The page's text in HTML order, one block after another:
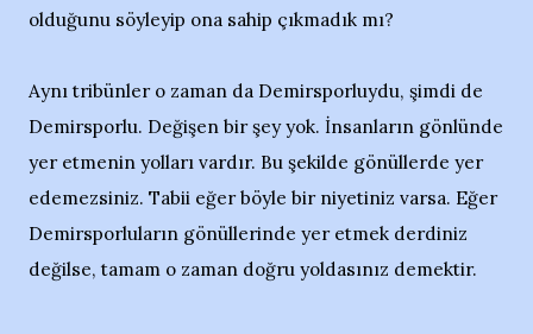
olduğunu söyleyip ona sahip çıkmadık mı?
Aynı tribünler o zaman da Demirsporluydu, şimdi de
Demirsporlu. Değişen bir şey yok. İnsanların gönlünde
yer etmenin yolları vardır. Bu şekilde gönüllerde yer
edemezsiniz. Tabii eğer böyle bir niyetiniz varsa. Eğer
Demirsporluların gönüllerinde yer etmek derdiniz
değilse, tamam o zaman doğru yoldasınız demektir.